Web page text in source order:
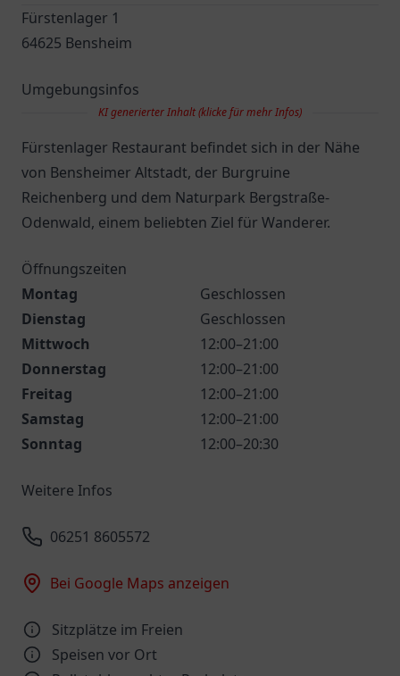
Fürstenlager 1
64625 Bensheim
Umgebungsinfos
KI generierter Inhalt (klicke für mehr Infos)
Fürstenlager Restaurant befindet sich in der Nähe
von Bensheimer Altstadt, der Burgruine
Reichenberg und dem Naturpark Bergstraße-
Odenwald, einem beliebten Ziel für Wanderer.
Öffnungszeiten
Montag
Geschlossen
Dienstag
Geschlossen
Mittwoch
12:00–21:00
Donnerstag
12:00–21:00
Freitag
12:00–21:00
Samstag
12:00–21:00
Sonntag
12:00–20:30
Weitere Infos
06251 8605572
Bei Google Maps anzeigen
Sitzplätze im Freien
Speisen vor Ort